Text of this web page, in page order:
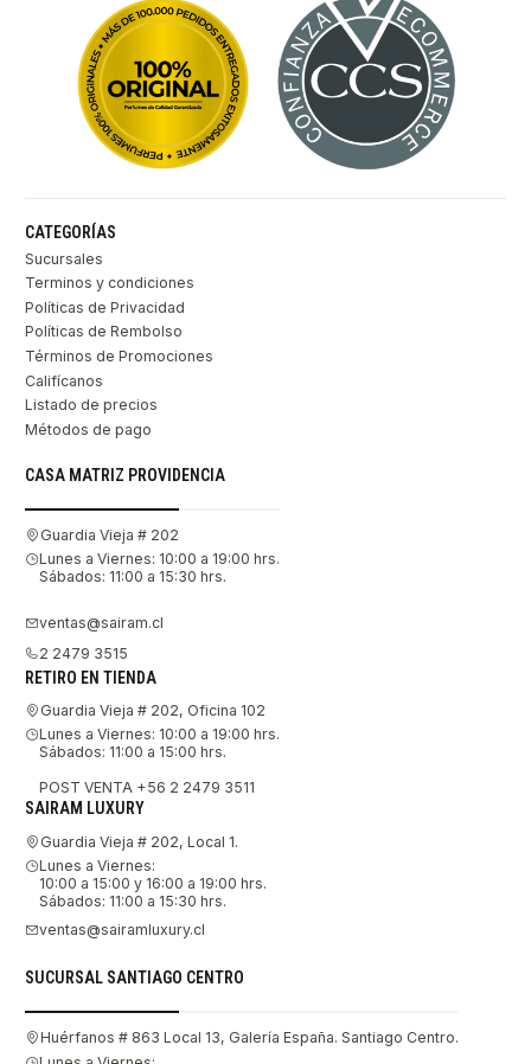
CATEGORÍAS
Sucursales
Terminos y condiciones
Políticas de Privacidad
Políticas de Rembolso
Términos de Promociones
Califícanos
Listado de precios
Métodos de pago
CASA MATRIZ PROVIDENCIA
Guardia Vieja # 202
Lunes a Viernes: 10:00 a 19:00 hrs.
Sábados: 11:00 a 15:30 hrs.
ventas@sairam.cl
2 2479 3515
RETIRO EN TIENDA
Guardia Vieja # 202, Oficina 102
Lunes a Viernes: 10:00 a 19:00 hrs.
Sábados: 11:00 a 15:00 hrs.
POST VENTA +56 2 2479 3511
SAIRAM LUXURY
Guardia Vieja # 202, Local 1.
Lunes a Viernes:
10:00 a 15:00 y 16:00 a 19:00 hrs.
Sábados: 11:00 a 15:30 hrs.
ventas@sairamluxury.cl
SUCURSAL SANTIAGO CENTRO
Huérfanos # 863 Local 13, Galería España. Santiago Centro.